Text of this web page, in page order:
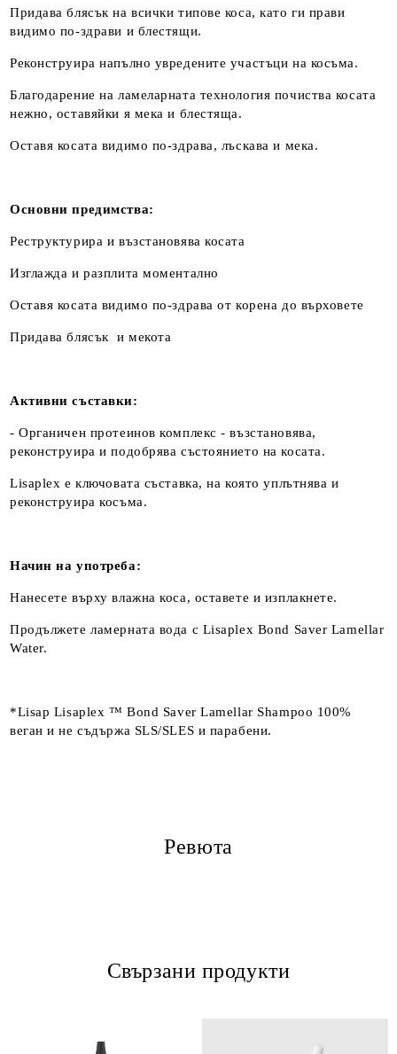
Придава блясък на всички типове коса, като ги прави
видимо по-здрави и блестящи.
Реконструира напълно увредените участъци на косъма.
Благодарение на ламеларната технология почиства косата
нежно, оставяйки я мека и блестяща.
Оставя косата видимо по-здрава, лъскава и мека.
Основни предимства:
Реструктурира и възстановява косата
Изглажда и разплита моментално
Оставя косата видимо по-здрава от корена до върховете
Придава блясък и мекота
Активни съставки:
- Органичен протеинов комплекс - възстановява,
реконструира и подобрява състоянието на косата.
Lisaplex е ключовата съставка, на която уплътнява и
реконструира косъма.
Начин на употреба:
Нанесете върху влажна коса, оставете и изплакнете.
Продължете ламерната вода с Lisaplex Bond Saver Lamellar
Water.
*Lisap Lisaplex ™ Bond Saver Lamellar Shampoo 100%
веган и не съдържа SLS/SLES и парабени.
Ревюта
Свързани продукти